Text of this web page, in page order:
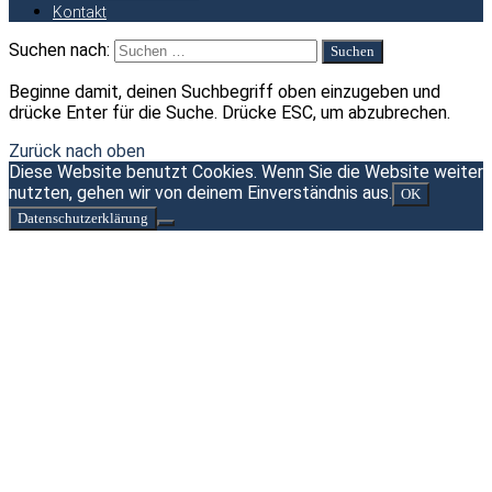
Kontakt
Suchen nach:
Beginne damit, deinen Suchbegriff oben einzugeben und
drücke Enter für die Suche. Drücke ESC, um abzubrechen.
Zurück nach oben
Diese Website benutzt Cookies. Wenn Sie die Website weiter
nutzten, gehen wir von deinem Einverständnis aus. OK
Datenschutzerklärung